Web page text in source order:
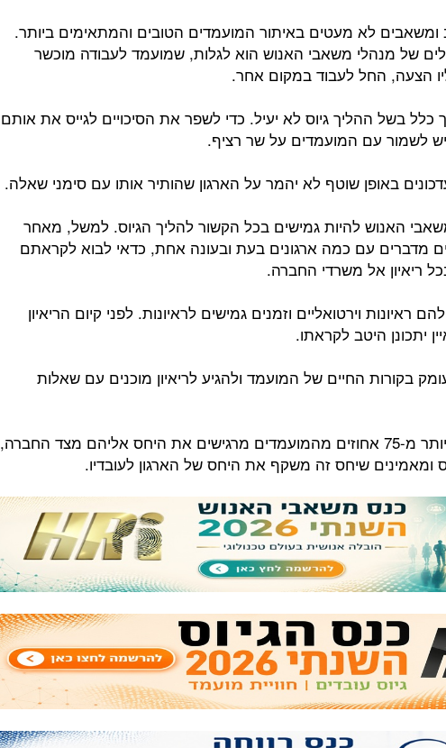
ומשאבים לא מעטים באיתור המועמדים הטובים והמתאימים ביותר.
של מנהלי משאבי האנוש הוא לגלות, שמועמד לעבודה מוכשר
הצעה, החל לעבוד במקום אחר.
בשל ההליך גיוס לא יעיל. כדי לשפר את הסיכויים לגייס את אותם
לשמור עם המועמדים על שר רציף.
באופן שוטף לא יהמר על הארגון שהותיר אותו עם סימני שאלה.
האנוש להיות גמישים בכל הקשור להליך הגיוס. למשל, מאחר
מדברים עם כמה ארגונים בעת ובעונה אחת, כדאי לבוא לקראתם
ריאיון אל משרדי החברה.
ראיונות וירטואליים וזמנים גמישים לראיונות. לפני קיום הריאיון
יתכונן היטב לקראתו.
בקורות החיים של המועמד ולהגיע לריאיון מוכנים עם שאלות
מחקרים מראים, שיותר מ-75 אחוזים מהמועמדים מרגישים את היחס אליהם מצד החברה,
ומאמינים שיחס זה משקף את היחס של הארגון לעובדיו.